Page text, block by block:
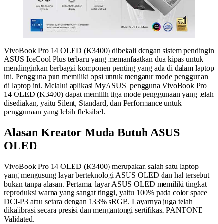
VivoBook Pro 14 OLED (K3400) dibekali dengan sistem pendingin
ASUS IceCool Plus terbaru yang memanfaatkan dua kipas untuk
mendinginkan berbagai komponen penting yang ada di dalam laptop
ini. Pengguna pun memiliki opsi untuk mengatur mode penggunan
di laptop ini. Melalui aplikasi MyASUS, pengguna VivoBook Pro
14 OLED (K3400) dapat memilih tiga mode penggunaan yang telah
disediakan, yaitu Silent, Standard, dan Performance untuk
penggunaan yang lebih fleksibel.
Alasan Kreator Muda Butuh ASUS
OLED
VivoBook Pro 14 OLED (K3400) merupakan salah satu laptop
yang mengusung layar berteknologi ASUS OLED dan hal tersebut
bukan tanpa alasan. Pertama, layar ASUS OLED memiliki tingkat
reproduksi warna yang sangat tinggi, yaitu 100% pada color space
DCI-P3 atau setara dengan 133% sRGB. Layarnya juga telah
dikalibrasi secara presisi dan mengantongi sertifikasi PANTONE
Validated.